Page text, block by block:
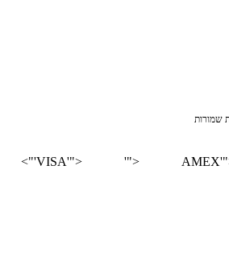
VISA'"> '"> AMEX
'">